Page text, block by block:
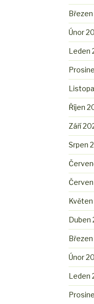
Únor
Leden
Říjen
Září
Srpen
Duben
Únor
Leden